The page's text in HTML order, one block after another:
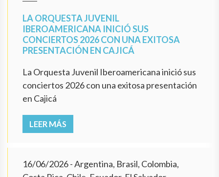
LA ORQUESTA JUVENIL
IBEROAMERICANA INICIÓ SUS
CONCIERTOS 2026 CON UNA EXITOSA
PRESENTACIÓN EN CAJICÁ
La Orquesta Juvenil Iberoamericana inició sus
conciertos 2026 con una exitosa presentación
en Cajicá
LEER MÁS
16/06/2026- Argentina, Brasil, Colombia,